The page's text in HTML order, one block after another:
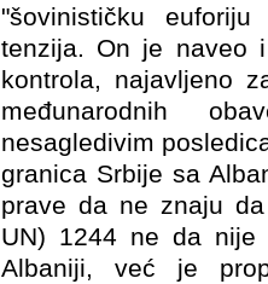
"šovinističku
tenzija. On je naveo
kontrola, najavljeno
međunarodnih
nesagledivim
granica Srbije sa
prave da ne znaju
UN) 1244 ne da nije
Albaniji, već je